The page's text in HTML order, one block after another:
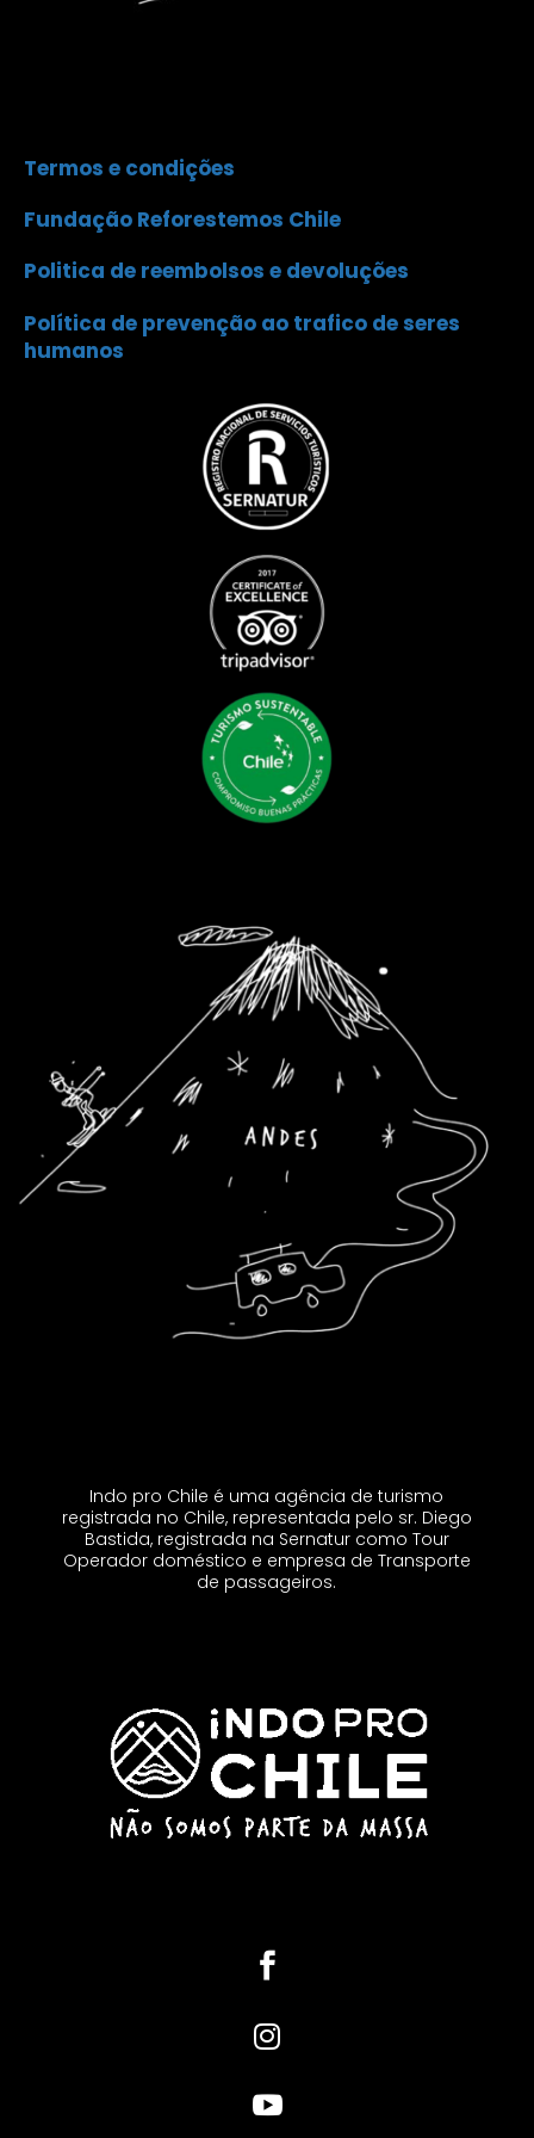
Termos e condições
Fundação Reforestemos Chile
Politica de reembolsos e devoluções
Política de prevenção ao trafico de seres
humanos
Indo pro Chile é uma agência de turismo
registrada no Chile, representada pelo sr. Diego
Bastida, registrada na Sernatur como Tour
Operador doméstico e empresa de Transporte
de passageiros.


